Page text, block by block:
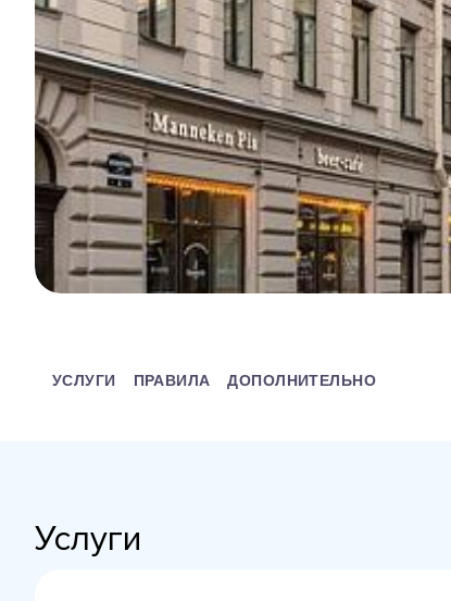
УСЛУГИ ПРАВИЛА ДОПОЛНИТЕЛЬНО
Услуги